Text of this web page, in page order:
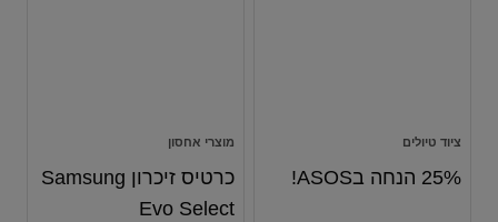
ציוד טיולים
25% הנחה בASOS!
מוצרי אחסון
כרטיס זיכרון Samsung
Evo Select